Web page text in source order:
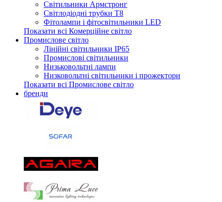
Світильники Армстронг
Світлодіодні трубки Т8
Фітолампи і фітосвітильники LED
Показати всі Комерційне світло
Промислове світло
Лінійні світильники IP65
Промислові світильники
Низьковольтні лампи
Низковольтні світильники і прожектори
Показати всі Промислове світло
бренди